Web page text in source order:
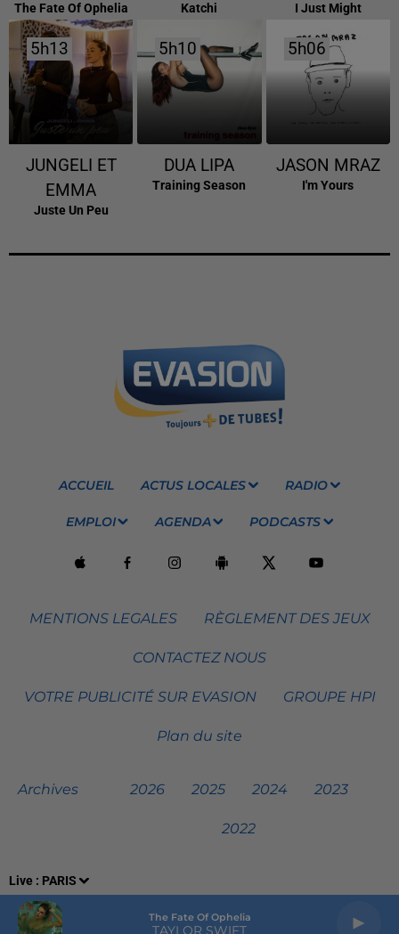
Live : PARIS
The Fate Of Ophelia
TAYLOR SWIFT
The Fate Of Ophelia Katchi I Just Might
5h13
5h13
JUNGELI ET
EMMA
Juste Un Peu
5h10
5h10
DUA LIPA
Training Season
5h06
5h06
JASON MRAZ
I'm Yours
ACCUEIL ACTUS LOCALES RADIO
EMPLOI AGENDA PODCASTS
MENTIONS LEGALES RÈGLEMENT DES JEUX
CONTACTEZ NOUS
VOTRE PUBLICITÉ SUR EVASION GROUPE HPI
Plan du site
Archives 2026 2025 2024 2023
2022